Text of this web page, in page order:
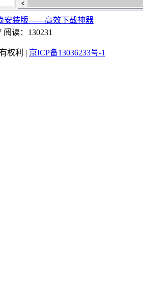
安装版——高效下载神器
阅读：130231
权利 | 京ICP备13036233号-1